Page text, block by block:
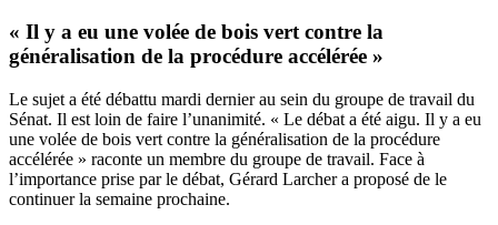
« Il y a eu une volée de bois vert contre la
généralisation de la procédure accélérée »
Le sujet a été débattu mardi dernier au sein du groupe de travail du
Sénat. Il est loin de faire l’unanimité. « Le débat a été aigu. Il y a eu
une volée de bois vert contre la généralisation de la procédure
accélérée » raconte un membre du groupe de travail. Face à
l’importance prise par le débat, Gérard Larcher a proposé de le
continuer la semaine prochaine.